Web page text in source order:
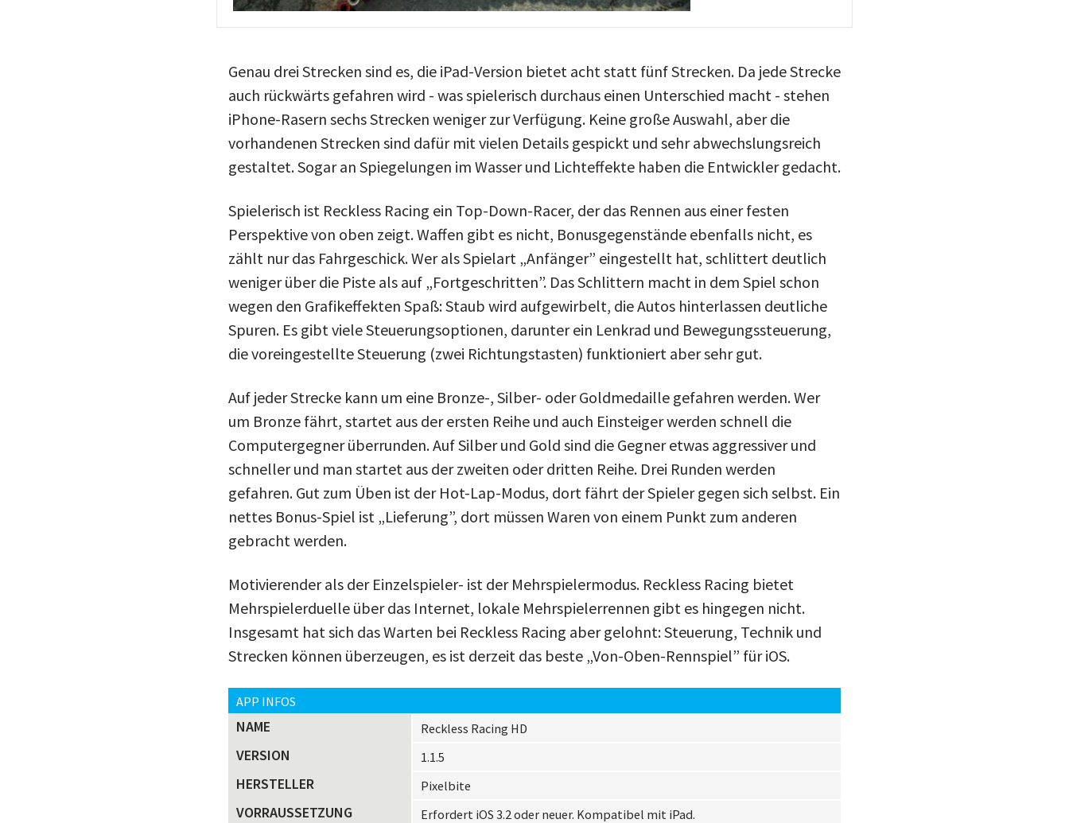
Genau drei Strecken sind es, die iPad-Version bietet acht statt fünf Strecken. Da jede Strecke
auch rückwärts gefahren wird - was spielerisch durchaus einen Unterschied macht - stehen
iPhone-Rasern sechs Strecken weniger zur Verfügung. Keine große Auswahl, aber die
vorhandenen Strecken sind dafür mit vielen Details gespickt und sehr abwechslungsreich
gestaltet. Sogar an Spiegelungen im Wasser und Lichteffekte haben die Entwickler gedacht.
Spielerisch ist Reckless Racing ein Top-Down-Racer, der das Rennen aus einer festen
Perspektive von oben zeigt. Waffen gibt es nicht, Bonusgegenstände ebenfalls nicht, es
zählt nur das Fahrgeschick. Wer als Spielart „Anfänger” eingestellt hat, schlittert deutlich
weniger über die Piste als auf „Fortgeschritten”. Das Schlittern macht in dem Spiel schon
wegen den Grafikeffekten Spaß: Staub wird aufgewirbelt, die Autos hinterlassen deutliche
Spuren. Es gibt viele Steuerungsoptionen, darunter ein Lenkrad und Bewegungssteuerung,
die voreingestellte Steuerung (zwei Richtungstasten) funktioniert aber sehr gut.
Auf jeder Strecke kann um eine Bronze-, Silber- oder Goldmedaille gefahren werden. Wer
um Bronze fährt, startet aus der ersten Reihe und auch Einsteiger werden schnell die
Computergegner überrunden. Auf Silber und Gold sind die Gegner etwas aggressiver und
schneller und man startet aus der zweiten oder dritten Reihe. Drei Runden werden
gefahren. Gut zum Üben ist der Hot-Lap-Modus, dort fährt der Spieler gegen sich selbst. Ein
nettes Bonus-Spiel ist „Lieferung”, dort müssen Waren von einem Punkt zum anderen
gebracht werden.
Motivierender als der Einzelspieler- ist der Mehrspielermodus. Reckless Racing bietet
Mehrspielerduelle über das Internet, lokale Mehrspielerrennen gibt es hingegen nicht.
Insgesamt hat sich das Warten bei Reckless Racing aber gelohnt: Steuerung, Technik und
Strecken können überzeugen, es ist derzeit das beste „Von-Oben-Rennspiel” für iOS.
APP INFOS
NAME Reckless Racing HD
VERSION 1.1.5
HERSTELLER Pixelbite
VORRAUS­SETZUNG Erfordert iOS 3.2 oder neuer. Kompatibel mit iPad.